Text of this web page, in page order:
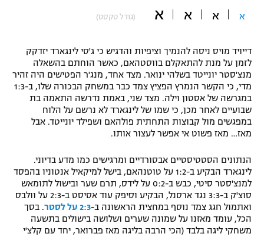
תקנון עבור פעילות אלקטרה
תקנון עבור פעילות ספורט 1 – "מרלן"
גיימינג E-Sports
תנאי שימוש
מדיניות פרטיות
תקנון פעילות ספורט 1
רשיון להקרנה פומבית לבית עסק
פוטבול אמריקאי NFL
בייסבול MLB
ספורט אתגרי ואקסטרים
אומנויות לחימה
גיימינג E-Sports
א א א א (גודל טקסט)
דייויד מויס ניסה להנמיך וציפיות והדגיש כי ג'סי לינגארד יזדקק
לזמן על מנת להתאקלם בווסטהאם, כאשר הוחתם בהשאלה
מנצ'סטר יונייטד בשלהי ינואר. מצד אחד, מנג'ר הפטישים היה זהיר
מדי, כי הקשר הנמרץ הפציץ צמד כבר במשחק הבכורה שלו, ב-1:3
במגרשה של אסטון וילה. מצד שני, באמת נדרשה התאמה בת
שבועיים לאחר מכן, כי שמו של לינגארד לא נרשם על הלוח
במפגשים מול קבוצות התחתית פולהאם ושפילד יונייטד. אבל
מאז… מאז פשוט אי אפשר לעצור אותו.
הנתונים הסטטיסטיים אבסורדיים ומרגישים כמו מדע בדיוני.
לינגארד הבקיע ב-1:2 על טוטנהאם, בישל למיקאיל אנטוניו בהפסד
למנצ'סטר סיטי, כבש ב-0:2 על לידס, תרם שער ובישול לתומאש
סוצ'ק ב-3:3 נגד ארסנל, הבקיע וסיפק עוד אסיסט ב-2:3 על וולבס
ואתמול חגג צמד נוסף במחצית הראשונה ב-2:3 על לסטר
. בסך
הכל, עומד מאזנו על שמונה שערים ושלושה בישולים בתשעה
משחקי ליגה בלבד (הכי הרבה בליגה מאז פברואר, יחד עם קלצ'י